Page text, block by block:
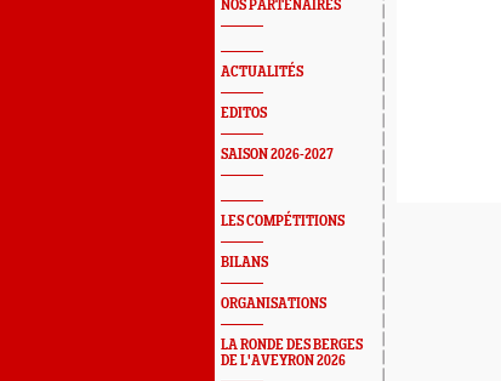
NOS PARTENAIRES
ACTUALITÉS
EDITOS
SAISON 2026-2027
LES COMPÉTITIONS
BILANS
ORGANISATIONS
LA RONDE DES BERGES
DE L'AVEYRON 2026